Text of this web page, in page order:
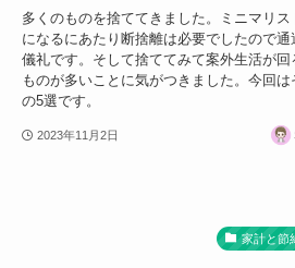
多くのものを捨ててきました。ミニマリス
になるにあたり断捨離は必要でしたので通
儀礼です。そして捨ててみて案外生活が回
ものが多いことに気がつきました。今回は
の5選です。
2023年11月2日
家計と節